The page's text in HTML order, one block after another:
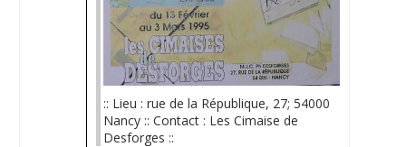
:: Lieu : rue de la République, 27; 54000
Nancy :: Contact : Les Cimaise de
Desforges ::